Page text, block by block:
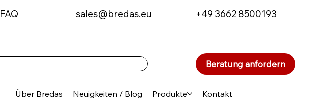
Über Bredas Neuigkeiten / Blog Produkte Kontakt
FAQ sales@bredas.eu +49 3662 8500193
Beratung anfordern